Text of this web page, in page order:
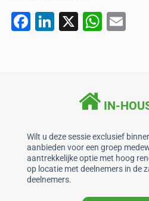
F
o
k
Li
X
W
A
p
p
IN-
Wilt u deze sessie exclusief
aanbieden voor een groep
aantrekkelijke optie met hoog
op locatie met deelnemers in de
deelnemers.